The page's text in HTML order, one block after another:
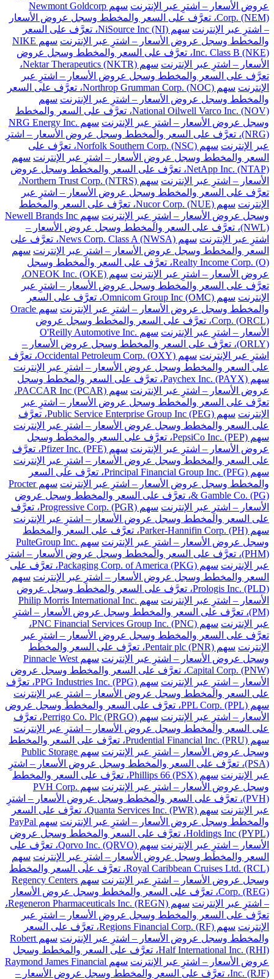
عروض الأسعار – اشترِ عبر الإنترنت
سهم Newmont Goldcorp
Corp. (NEM)، تعرَّف على السعر والمخطط وسجل عروض الأسعار
– اشترِ عبر الإنترنت
سهم NiSource Inc (NI)، تعرَّف على السعر
والمخطط وسجل عروض الأسعار – اشترِ عبر الإنترنت
سهم NIKE
Inc. Class B (NKE)، تعرَّف على السعر والمخطط وسجل عروض
الأسعار – اشترِ عبر الإنترنت
سهم Nektar Therapeutics (NKTR)،
تعرَّف على السعر والمخطط وسجل عروض الأسعار – اشترِ عبر
الإنترنت
سهم Northrop Grumman Corp. (NOC)، تعرَّف على السعر
والمخطط وسجل عروض الأسعار – اشترِ عبر الإنترنت سهم
National Oilwell Varco Inc. (NOV)، تعرَّف على السعر والمخطط
وسجل عروض الأسعار – اشترِ عبر الإنترنت
سهم NRG Energy Inc.
(NRG)، تعرَّف على السعر والمخطط وسجل عروض الأسعار – اشترِ
عبر الإنترنت
سهم Norfolk Southern Corp. (NSC)، تعرَّف على
السعر والمخطط وسجل عروض الأسعار – اشترِ عبر الإنترنت سهم
NetApp Inc. (NTAP)، تعرَّف على السعر والمخطط وسجل عروض
الأسعار – اشترِ عبر الإنترنت
سهم Northern Trust Corp. (NTRS)،
تعرَّف على السعر والمخطط وسجل عروض الأسعار – اشترِ عبر
الإنترنت
سهم Nucor Corp. (NUE)، تعرَّف على السعر والمخطط
وسجل عروض الأسعار – اشترِ عبر الإنترنت
سهم Newell Brands Inc
(NWL)، تعرَّف على السعر والمخطط وسجل عروض الأسعار –
اشترِ عبر الإنترنت
سهم News Corp. Class A (NWSA)، تعرَّف على
السعر والمخطط وسجل عروض الأسعار – اشترِ عبر الإنترنت سهم
Realty Income Corp. (O)، تعرَّف على السعر والمخطط وسجل
عروض الأسعار – اشترِ عبر الإنترنت
سهم ONEOK Inc. (OKE)،
تعرَّف على السعر والمخطط وسجل عروض الأسعار – اشترِ عبر
الإنترنت
سهم Omnicom Group Inc (OMC)، تعرَّف على السعر
والمخطط وسجل عروض الأسعار – اشترِ عبر الإنترنت
سهم Oracle
Corp. (ORCL)، تعرَّف على السعر والمخطط وسجل عروض
الأسعار – اشترِ عبر الإنترنت
سهم O'Reilly Automotive Inc.
(ORLY)، تعرَّف على السعر والمخطط وسجل عروض الأسعار –
اشترِ عبر الإنترنت
سهم Occidental Petroleum Corp. (OXY)، تعرَّف
على السعر والمخطط وسجل عروض الأسعار – اشترِ عبر الإنترنت
سهم Paychex Inc. (PAYX)، تعرَّف على السعر والمخطط وسجل
عروض الأسعار – اشترِ عبر الإنترنت
سهم PACCAR Inc (PCAR)،
تعرَّف على السعر والمخطط وسجل عروض الأسعار – اشترِ عبر
الإنترنت
سهم Public Service Enterprise Group Inc (PEG)، تعرَّف
على السعر والمخطط وسجل عروض الأسعار – اشترِ عبر الإنترنت
سهم PepsiCo Inc. (PEP)، تعرَّف على السعر والمخطط وسجل
عروض الأسعار – اشترِ عبر الإنترنت
سهم Pfizer Inc. (PFE)، تعرَّف
على السعر والمخطط وسجل عروض الأسعار – اشترِ عبر الإنترنت
سهم Principal Financial Group Inc. (PFG)، تعرَّف على السعر
والمخطط وسجل عروض الأسعار – اشترِ عبر الإنترنت
سهم Procter
& Gamble Co. (PG)، تعرَّف على السعر والمخطط وسجل عروض
الأسعار – اشترِ عبر الإنترنت
سهم Progressive Corp. (PGR)، تعرَّف
على السعر والمخطط وسجل عروض الأسعار – اشترِ عبر الإنترنت
سهم Parker-Hannifin Corp. (PH)، تعرَّف على السعر والمخطط
وسجل عروض الأسعار – اشترِ عبر الإنترنت
سهم PulteGroup Inc.
(PHM)، تعرَّف على السعر والمخطط وسجل عروض الأسعار – اشترِ
عبر الإنترنت
سهم Packaging Corp. of America (PKG)، تعرَّف على
السعر والمخطط وسجل عروض الأسعار – اشترِ عبر الإنترنت سهم
Prologis Inc. (PLD)، تعرَّف على السعر والمخطط وسجل عروض
الأسعار – اشترِ عبر الإنترنت
سهم Philip Morris International Inc.
(PM)، تعرَّف على السعر والمخطط وسجل عروض الأسعار – اشترِ
عبر الإنترنت
سهم PNC Financial Services Group Inc. (PNC)،
تعرَّف على السعر والمخطط وسجل عروض الأسعار – اشترِ عبر
الإنترنت
سهم Pentair plc (PNR)، تعرَّف على السعر والمخطط
وسجل عروض الأسعار – اشترِ عبر الإنترنت
سهم Pinnacle West
Capital Corp. (PNW)، تعرَّف على السعر والمخطط وسجل عروض
الأسعار – اشترِ عبر الإنترنت
سهم PPG Industries Inc. (PPG)، تعرَّف
على السعر والمخطط وسجل عروض الأسعار – اشترِ عبر الإنترنت
سهم PPL Corp. (PPL)، تعرَّف على السعر والمخطط وسجل عروض
الأسعار – اشترِ عبر الإنترنت
سهم Perrigo Co. Plc (PRGO)، تعرَّف
على السعر والمخطط وسجل عروض الأسعار – اشترِ عبر الإنترنت
سهم Prudential Financial Inc. (PRU)، تعرَّف على السعر والمخطط
وسجل عروض الأسعار – اشترِ عبر الإنترنت
سهم Public Storage
(PSA)، تعرَّف على السعر والمخطط وسجل عروض الأسعار – اشترِ
عبر الإنترنت
سهم Phillips 66 (PSX)، تعرَّف على السعر والمخطط
وسجل عروض الأسعار – اشترِ عبر الإنترنت
سهم PVH Corp.
(PVH)، تعرَّف على السعر والمخطط وسجل عروض الأسعار – اشترِ
عبر الإنترنت
سهم Quanta Services Inc. (PWR)، تعرَّف على السعر
والمخطط وسجل عروض الأسعار – اشترِ عبر الإنترنت
سهم PayPal
Holdings Inc (PYPL)، تعرَّف على السعر والمخطط وسجل عروض
الأسعار – اشترِ عبر الإنترنت
سهم Qorvo Inc. (QRVO)، تعرَّف على
السعر والمخطط وسجل عروض الأسعار – اشترِ عبر الإنترنت سهم
Royal Caribbean Cruises Ltd. (RCL)، تعرَّف على السعر والمخطط
وسجل عروض الأسعار – اشترِ عبر الإنترنت
سهم Regency Centers
Corp. (REG)، تعرَّف على السعر والمخطط وسجل عروض الأسعار
– اشترِ عبر الإنترنت
سهم Regeneron Pharmaceuticals Inc. (REGN)،
تعرَّف على السعر والمخطط وسجل عروض الأسعار – اشترِ عبر
الإنترنت
سهم Regions Financial Corp. (RF)، تعرَّف على السعر
والمخطط وسجل عروض الأسعار – اشترِ عبر الإنترنت
سهم Robert
Half International Inc. (RHI)، تعرَّف على السعر والمخطط وسجل
عروض الأسعار – اشترِ عبر الإنترنت
سهم Raymond James Financial
Inc. (RJF)، تعرَّف على السعر والمخطط وسجل عروض الأسعار –